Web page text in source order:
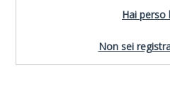
Hai perso
Non sei